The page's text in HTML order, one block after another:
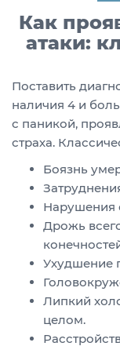
Как
атаки:
Поставить
наличия 4 и
с паникой,
страха.
Боязнь
Нарушения
Дрожь
Ухудшение
Липкий
целом.